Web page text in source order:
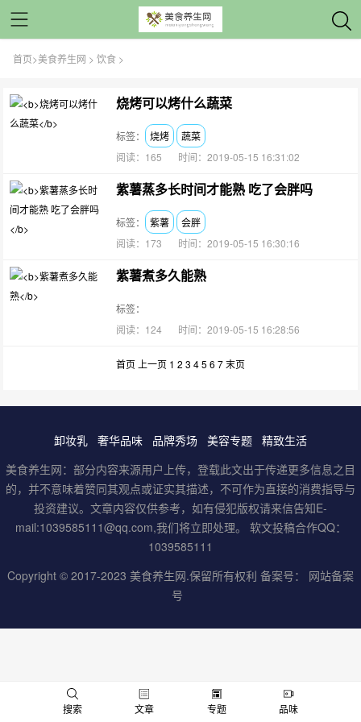
首页>美食养生网 >饮食 >
烧烤可以烤什么蔬菜
标签： 烧烤
蔬菜
阅读：165
时间：2019-05-15 16:31:02
紫薯蒸多长时间才能熟 吃了会胖吗
标签： 紫薯
会胖
阅读：173
时间：2019-05-15 16:30:16
紫薯煮多久能熟
标签：
阅读：124
时间：2019-05-15 16:28:56
首页 上一页 1 2 3 45 6 7末页
卸妆乳 奢华品味 品牌秀场 美容专题 精致生活
美食养生网：部分内容来源用户上传，登载此文出于传递更多信息之目
的，并不意味着赞同其观点或证实其描述，不可作为直接的消费指导与
投资建议。文章内容仅供参考，如有侵犯版权请来信告知E-
mail:1039585111@qq.com,我们将立即处理。 软文投稿合作QQ：
1039585111
Copyright © 2017-2023 美食养生网.保留所有权利 备案号： 网站备案
号
搜索 文章 专题
品味